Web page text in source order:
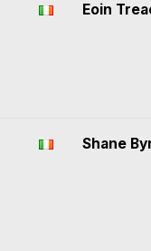
Eoin
Shane